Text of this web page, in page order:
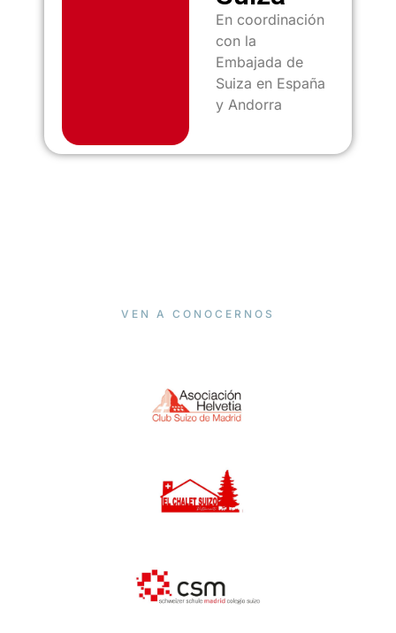
En coordinación
con la
Embajada de
Suiza en España
y Andorra
VEN A CONOCERNOS